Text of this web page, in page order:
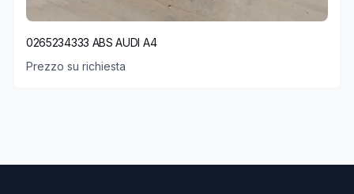
0265234333 ABS AUDI A4
Prezzo su richiesta